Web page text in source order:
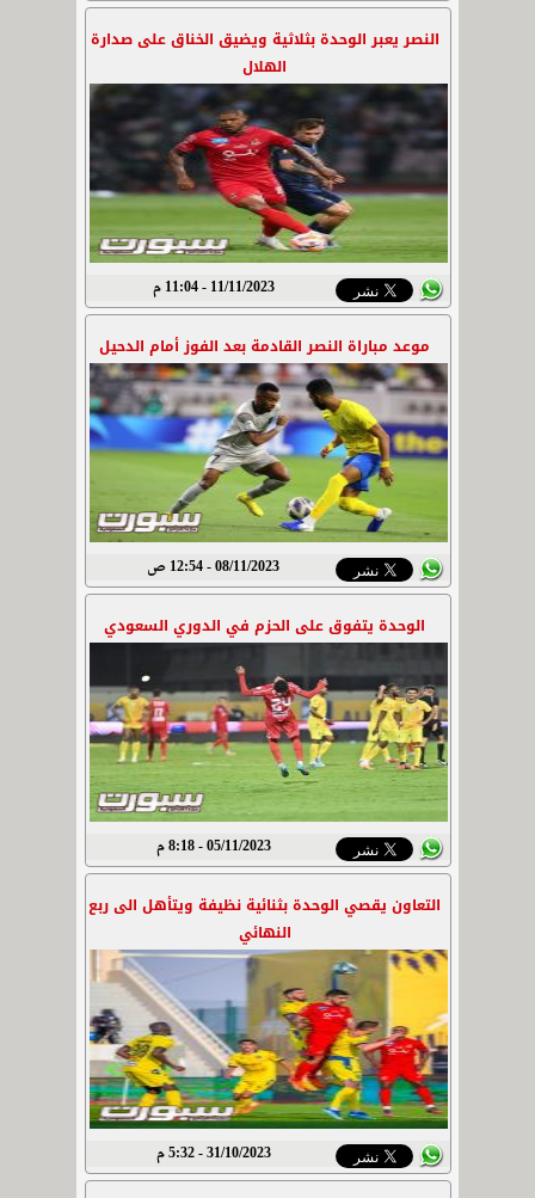
النصر يعبر الوحدة بثلاثية ويضيق الخناق على صدارة
الهلال
11/11/2023 - 11:04 م
موعد مباراة النصر القادمة بعد الفوز أمام الدحيل
08/11/2023 - 12:54 ص
الوحدة يتفوق على الحزم في الدوري السعودي
05/11/2023 - 8:18 م
التعاون يقصي الوحدة بثنائية نظيفة ويتأهل الى ربع
النهائي
31/10/2023 - 5:32 م